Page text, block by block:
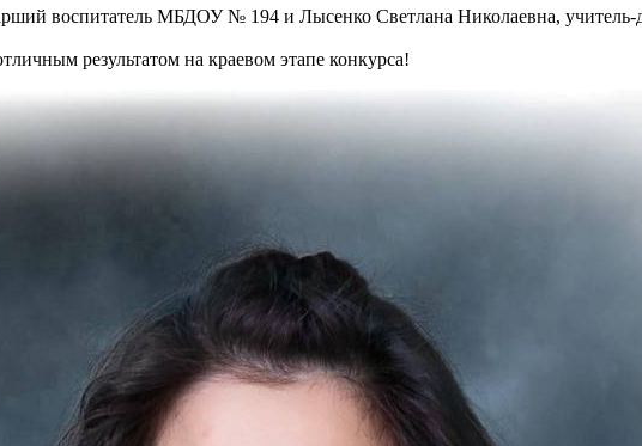
воспитатель МБДОУ № 194 и Лысенко Светлана Николаевна,
результатом на краевом этапе конкурса!